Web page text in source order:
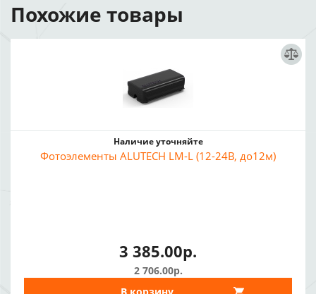
Похожие товары
Наличие уточняйте
Фотоэлементы ALUTECH LM-L (12-24В, до12м)
3 385.00р.
2 706.00р.